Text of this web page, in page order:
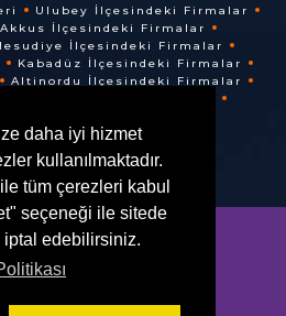
daha iyi hizmet
kullanılmaktadır.
tüm çerezleri kabul
seçeneği ile sitede
iptal edebilirsiniz.
Ulubey İlçesindeki Firmalar
Akkus İlçesindeki Firmalar
İlçesindeki Firmalar
Kabadüz İlçesindeki Firmalar
Altinordu İlçesindeki Firmalar